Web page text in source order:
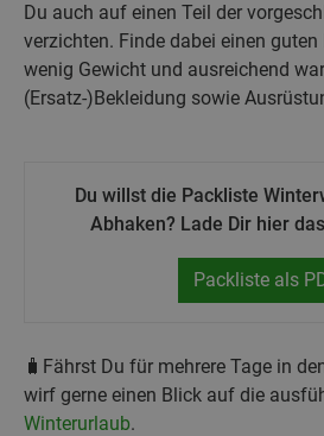
Du auch auf einen Teil der
verzichten. Finde dabei einen
wenig Gewicht und ausreichend
(Ersatz-)Bekleidung sowie
Du willst die Packliste
Abhaken? Lade Dir hier
Packliste als
🧳Fährst Du für mehrere Tage in
wirf gerne einen Blick auf die
Winterurlaub.